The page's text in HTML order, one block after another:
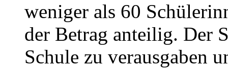
weniger als 60
der Betrag anteilig. Der
Schule zu verausgaben